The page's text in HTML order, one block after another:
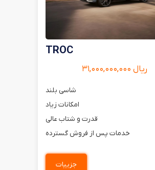
TROC
ریال ۳۱,۰۰۰,۰۰۰,۰۰۰
شاسی بلند
امکانات زیاد
قدرت و شتاب عالی
خدمات پس از فروش گسترده
جزییات